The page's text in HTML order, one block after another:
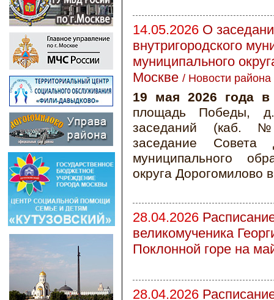
14.05.2026 О
внутригородского
муниципального
Москве / Новости района
19 мая 2026 года
площадь Победы,
заседаний (каб.
заседание Совета
муниципального
округа Дорогомилово
28.04.2026
великомученика
Поклонной горе на
28.04.2026